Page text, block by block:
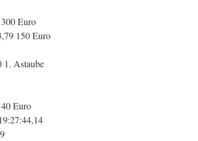
Euro
150 Euro
1. Astaube
Euro